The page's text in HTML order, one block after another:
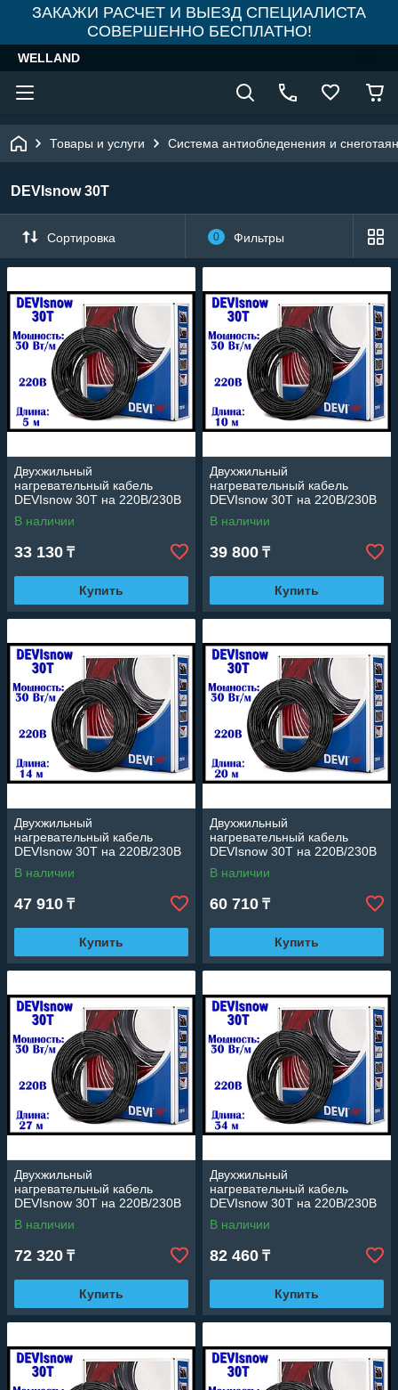
ЗАКАЖИ РАСЧЕТ И ВЫЕЗД СПЕЦИАЛИСТА
СОВЕРШЕННО БЕСПЛАТНО!
WELLAND
Товары и услуги Система антиобледенения и
DEVIsnow 30T
Сортировка 0 Фильтры
Двухжильный
нагревательный кабель
DEVIsnow 30T на 220В/230В
- 5 м. (DTCE-30, длина: 5 м.,
мощность: 150 Вт)
В наличии
33 130 ₸
Купить
Двухжильный
нагревательный кабель
DEVIsnow 30T на 220В/230В
- 10 м. (DTCE-30, длина: 10
м., мощность: 300 Вт)
В наличии
39 800 ₸
Купить
Двухжильный
нагревательный кабель
DEVIsnow 30T на 220В/230В
- 14 м. (DTCE-30, длина: 14
м., мощность: 400 Вт)
В наличии
47 910 ₸
Купить
Двухжильный
нагревательный кабель
DEVIsnow 30T на 220В/230В
- 20 м. (DTCE-30, длина: 20
м., мощность: 630 Вт)
В наличии
60 710 ₸
Купить
Двухжильный
нагревательный кабель
DEVIsnow 30T на 220В/230В
- 27 м. (DTCE-30, длина: 27
м., мощность: 830 Вт)
В наличии
72 320 ₸
Купить
Двухжильный
нагревательный кабель
DEVIsnow 30T на 220В/230В
- 34 м. (DTCE-30, длина: 34
м., мощность: 1020 Вт)
В наличии
82 460 ₸
Купить